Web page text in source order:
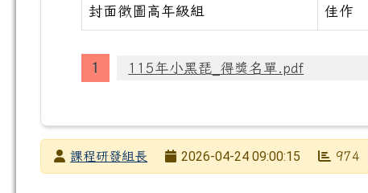
封面徵圖高年級組 佳作
115年小黑琵_得獎名單.pdf
發布者課程研發組長
2026-04-24 09:00:15 974